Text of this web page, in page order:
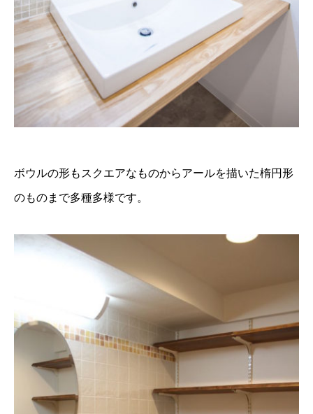
ボウルの形もスクエアなものからアールを描いた楕円形
のものまで多種多様です。